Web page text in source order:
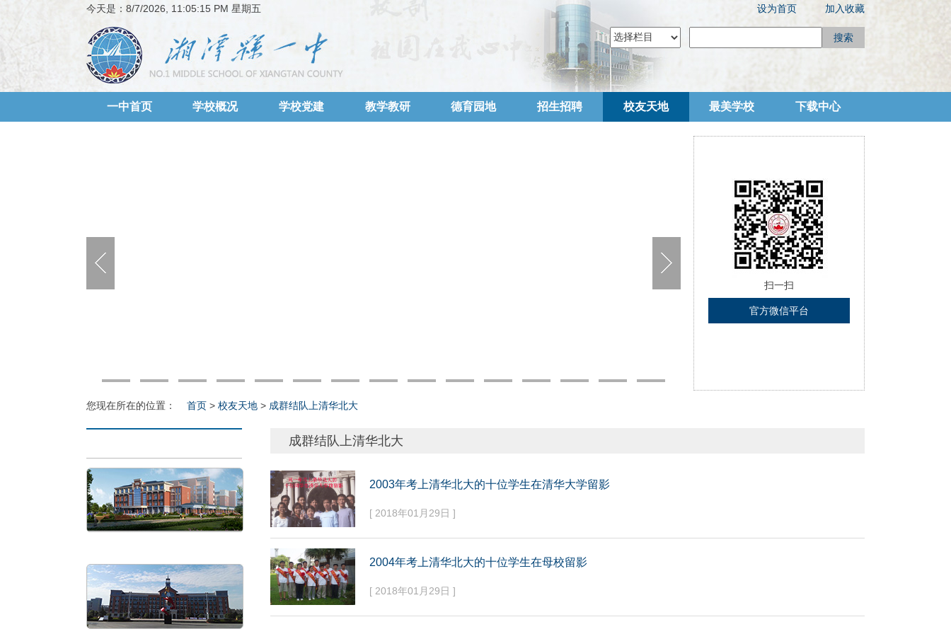
今天是： 8/7/2026, 11:05:16 PM 星期五 设为首页 加入收藏
搜索
一中首页 学校概况 学校党建 教学教研 德育园地 招生招聘 校友天地 最美学校 下载中心
扫一扫
官方微信平台
您现在所在的位置： 首页 > 校友天地 > 成群结队上清华北大
成群结队上清华北大
2003年考上清华北大的十位学生在清华大学留影
[ 2018年01月29日 ]
2004年考上清华北大的十位学生在母校留影
[ 2018年01月29日 ]